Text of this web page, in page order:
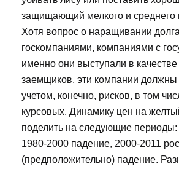
защищающий мелкого и среднего
Хотя вопрос о наращивании
госкомпаниями, компаниями с
именно они выступали в качестве
заемщиков, эти компании должны
учетом, конечно, рисков, в том
курсовых. Динамику цен на
поделить на следующие периоды:
1980-2000 падение, 2000-2011
(предположительно) падение.